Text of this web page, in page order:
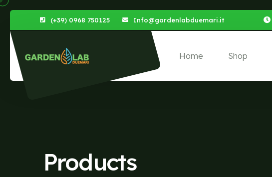
(+39) 0968 750125 Info@gardenlabduemari.it
Home Shop
Products